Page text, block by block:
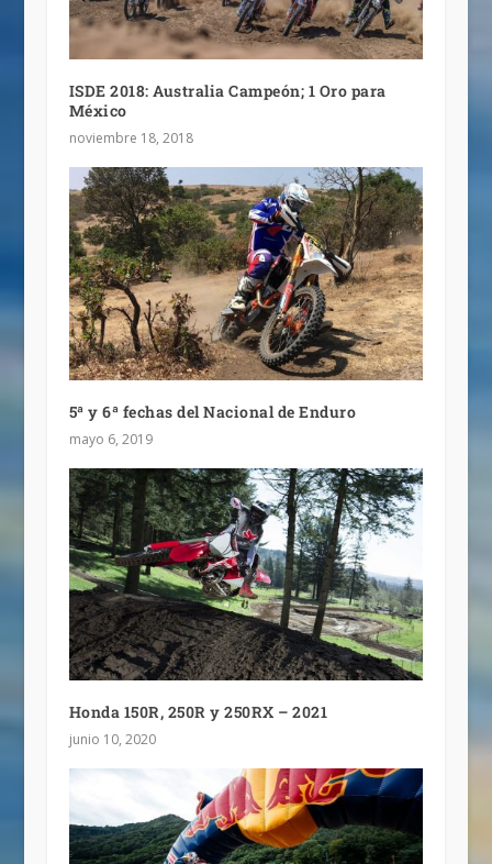
ISDE 2018: Australia Campeón; 1 Oro para
México
noviembre 18, 2018
5ª y 6ª fechas del Nacional de Enduro
mayo 6, 2019
Honda 150R, 250R y 250RX – 2021
junio 10, 2020